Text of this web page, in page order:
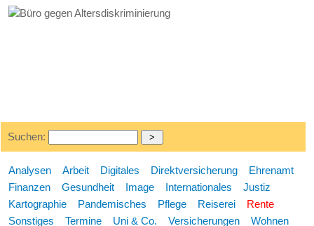
Suchen:
Analysen Arbeit Digitales Direktversicherung
Ehrenamt
Finanzen
Gesundheit Image Internationales
Justiz
Kartographie
Pandemisches Pflege Reiserei
Rente
Sonstiges
Termine Uni & Co. Versicherungen Wohnen